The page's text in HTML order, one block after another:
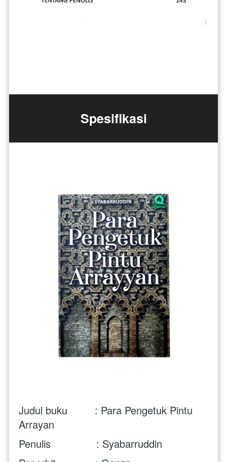
Spesifikasi
Judul buku         : Para Pengetuk Pintu
Arrayan
Penulis               : Syabarruddin